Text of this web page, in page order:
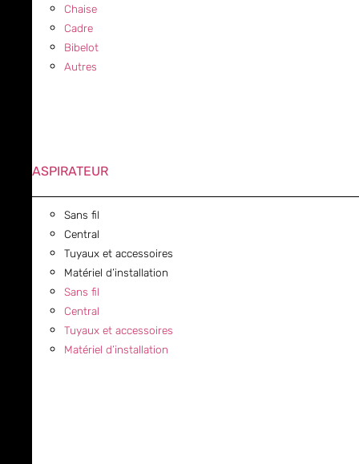
Chaise
Cadre
Bibelot
Autres
ASPIRATEUR
Sans fil
Central
Tuyaux et accessoires
Matériel d’installation
Sans fil
Central
Tuyaux et accessoires
Matériel d’installation